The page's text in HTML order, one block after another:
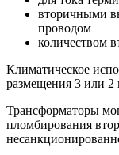
вторичными
проводом
количеством
Климатическое
размещения 3 или
Трансформаторы
пломбирования